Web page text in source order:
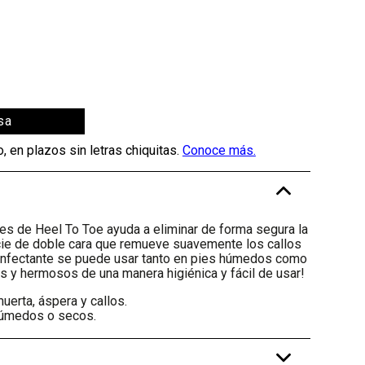
-
de Heel To Toe ayuda a eliminar de forma segura la
de doble cara que remueve suavemente los callos
se puede usar tanto en pies húmedos como
y hermosos de una manera higiénica y fácil de usar!
áspera y callos.
o secos.
+